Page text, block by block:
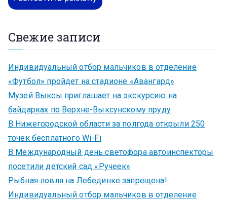
Свежие записи
Индивидуальный отбор мальчиков в отделение
«Футбол» пройдет на стадионе «Авангард»
Музей Выксы приглашает на экскурсию на
байдарках по Верхне-Выксунскому пруду
В Нижегородской области за полгода открыли 250
точек бесплатного Wi-Fi
В Международный день светофора автоинспекторы
посетили детский сад «Ручеек»
Рыбная ловля на Лебединке запрещена!
Индивидуальный отбор мальчиков в отделение